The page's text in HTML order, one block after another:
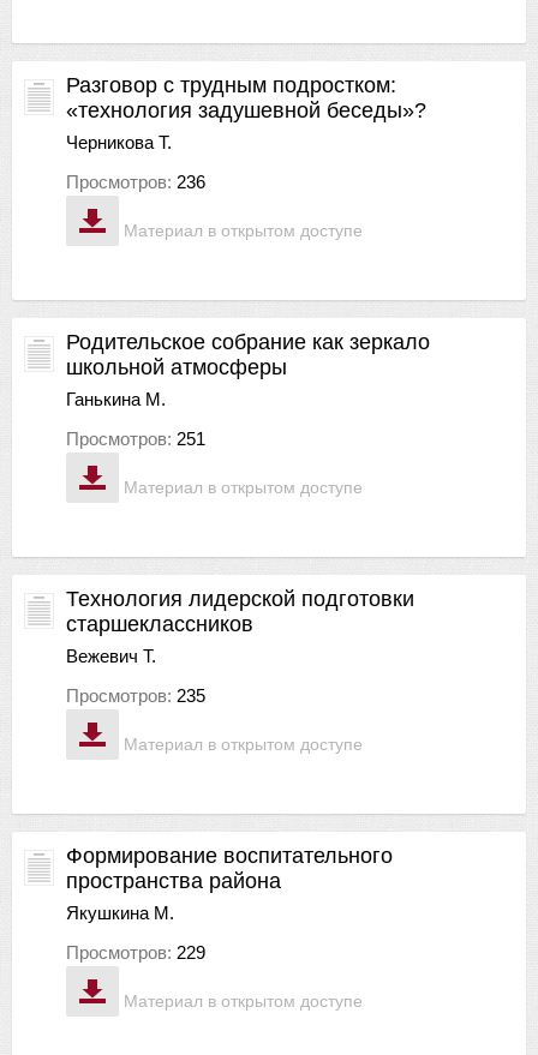
Материал в открытом доступе
Разговор с трудным подростком:
«технология задушевной беседы»?
Черникова Т.
Просмотров: 236
Материал в открытом доступе
Родительское собрание как зеркало
школьной атмосферы
Ганькина М.
Просмотров: 251
Материал в открытом доступе
Технология лидерской подготовки
старшеклассников
Вежевич Т.
Просмотров: 235
Материал в открытом доступе
Формирование воспитательного
пространства района
Якушкина М.
Просмотров: 229